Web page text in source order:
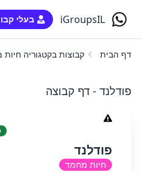
iGroupsIL בעלי
דף הבית קבוצות בקטגוריה
פודלנד - דף קבוצה
פודלנד
חיות מחמד